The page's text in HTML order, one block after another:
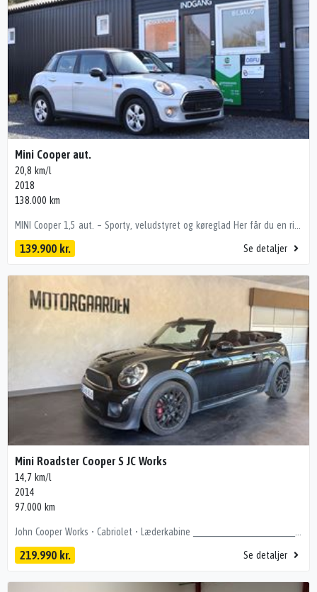
Mini Cooper aut.
20,8 km/l
2018
138.000 km
139.900 kr. Se detaljer
Mini Roadster Cooper S JC Works
14,7 km/l
2014
97.000 km
219.990 kr. Se detaljer